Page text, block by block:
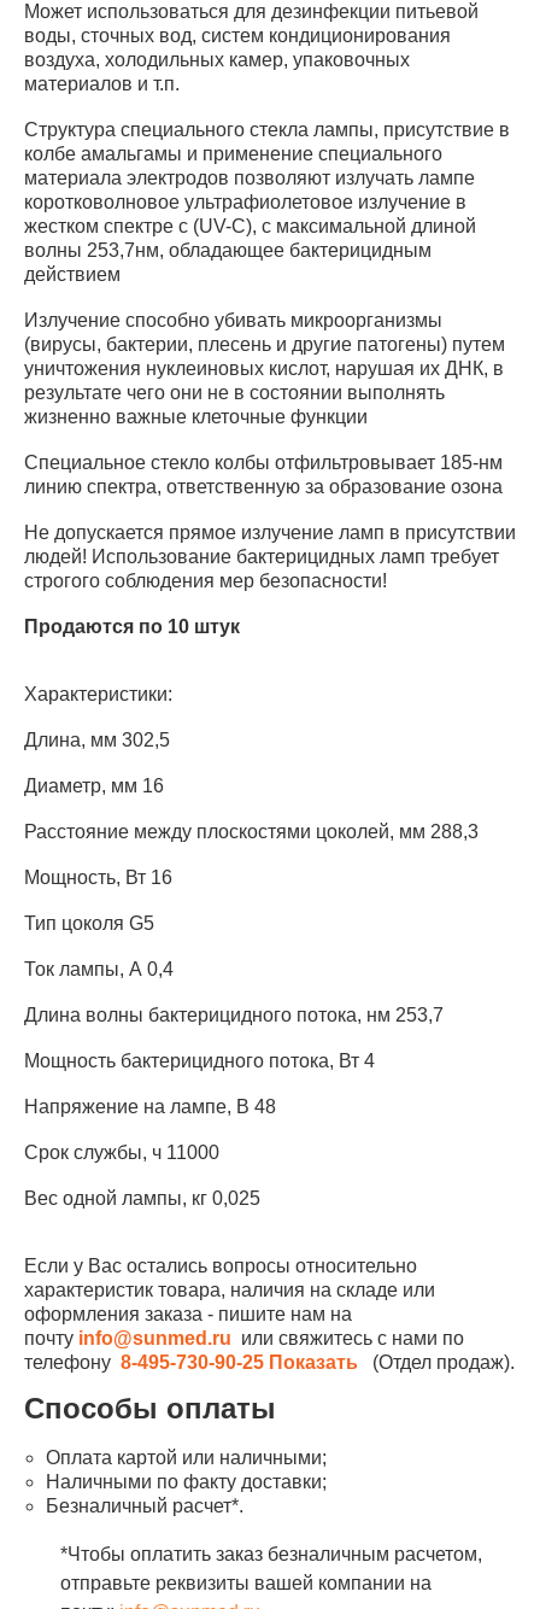
Может использоваться для дезинфекции питьевой
воды, сточных вод, систем кондиционирования
воздуха, холодильных камер, упаковочных
материалов и т.п.
Структура специального стекла лампы, присутствие в
колбе амальгамы и применение специального
материала электродов позволяют излучать лампе
коротковолновое ультрафиолетовое излучение в
жестком спектре с (UV-C), с максимальной длиной
волны 253,7нм, обладающее бактерицидным
действием
Излучение способно убивать микроорганизмы
(вирусы, бактерии, плесень и другие патогены) путем
уничтожения нуклеиновых кислот, нарушая их ДНК, в
результате чего они не в состоянии выполнять
жизненно важные клеточные функции
Специальное стекло колбы отфильтровывает 185-нм
линию спектра, ответственную за образование озона
Не допускается прямое излучение ламп в присутствии
людей! Использование бактерицидных ламп требует
строгого соблюдения мер безопасности!
Продаются по 10 штук
Характеристики:
Длина, мм 302,5
Диаметр, мм 16
Расстояние между плоскостями цоколей, мм 288,3
Мощность, Вт 16
Тип цоколя G5
Ток лампы, А 0,4
Длина волны бактерицидного потока, нм 253,7
Мощность бактерицидного потока, Вт 4
Напряжение на лампе, В 48
Срок службы, ч 11000
Вес одной лампы, кг 0,025
Если у Вас остались вопросы относительно
характеристик товара, наличия на складе или
оформления заказа - пишите нам на
почту info@sunmed.ru или свяжитесь с нами по
телефону 8-495-730-90-25 Показать (Отдел продаж).
Способы оплаты
Оплата картой или наличными;
Наличными по факту доставки;
Безналичный расчет*.
*Чтобы оплатить заказ безналичным расчетом,
отправьте реквизиты вашей компании на